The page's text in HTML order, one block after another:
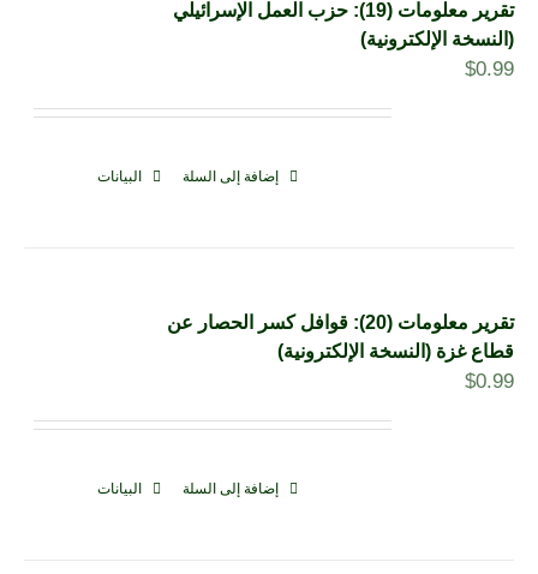
تقرير معلومات (19): حزب العمل الإسرائيلي
(النسخة الإلكترونية)
$0.99
إضافة إلى السلة البيانات
تقرير معلومات (20): قوافل كسر الحصار عن
قطاع غزة (النسخة الإلكترونية)
$0.99
إضافة إلى السلة البيانات